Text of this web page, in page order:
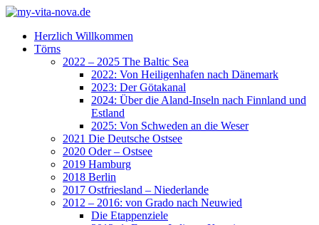
Herzlich Willkommen
Törns
2022 – 2025 The Baltic Sea
2022: Von Heiligenhafen nach Dänemark
2023: Der Götakanal
2024: Über die Aland-Inseln nach Finnland und
Estland
2025: Von Schweden an die Weser
2021 Die Deutsche Ostsee
2020 Oder – Ostsee
2019 Hamburg
2018 Berlin
2017 Ostfriesland – Niederlande
2012 – 2016: von Grado nach Neuwied
Die Etappenziele